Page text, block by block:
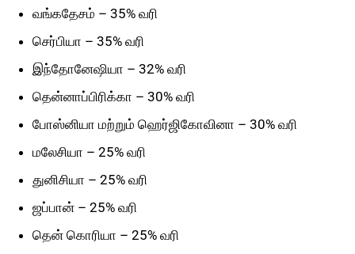
வங்கதேசம் – 35% வரி
செர்பியா – 35% வரி
இந்தோனேஷியா – 32% வரி
தென்னாப்பிரிக்கா – 30% வரி
போஸ்னியா மற்றும் ஹெர்ஜிகோவினா – 30% வரி
மலேசியா – 25% வரி
துனிசியா – 25% வரி
ஜப்பான் – 25% வரி
தென் கொரியா – 25% வரி